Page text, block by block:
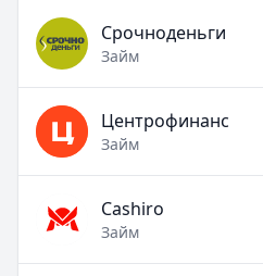
Срочноденьги
Займ
Центрофинанс
Займ
Cashiro
Займ